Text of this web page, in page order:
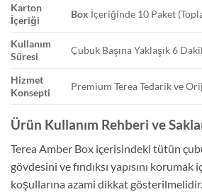
Karton
İçeriği
Box İçeriğinde 10 Paket
Kullanım
Süresi
Çubuk Başına Yaklaşık 6
Hizmet
Konsepti
Premium Terea Tedarik ve
Ürün Kullanım Rehberi ve
Terea Amber Box içerisindeki tütün
gövdesini ve fındıksı yapısını korumak
koşullarına azami dikkat